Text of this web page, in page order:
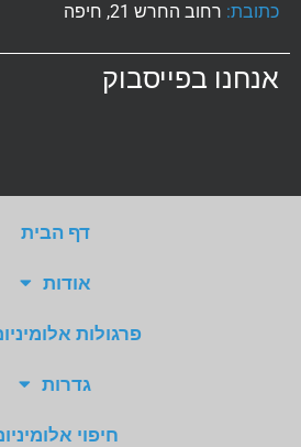
רחוב החרש 21, חיפה
בפייסבוק
דף הבית
אודות
פרגולות אלומיניום
גדרות
חיפוי אלומיניום